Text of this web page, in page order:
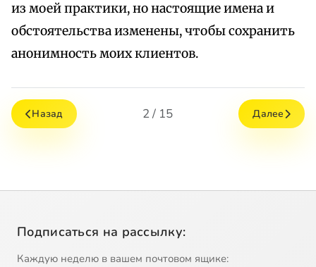
из моей практики, но настоящие имена и
обстоятельства изменены, чтобы сохранить
анонимность моих клиентов.
Назад 2 / 15 Далее
Подписаться на рассылку:
Каждую неделю в вашем почтовом ящике: